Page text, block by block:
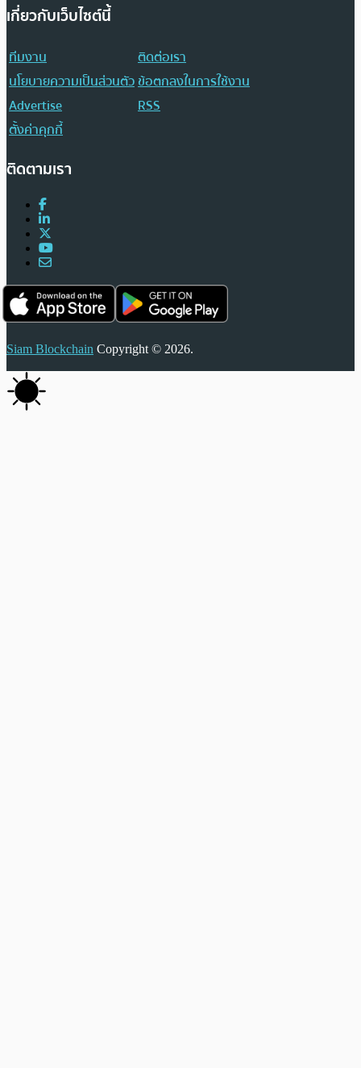
เกี่ยวกับเว็บไซต์นี้
ทีมงาน
ติดต่อเรา
นโยบายความเป็นส่วนตัวข้อตกลงในการใช้งาน
Advertise
RSS
ตั้งค่าคุกกี้
ติดตามเรา
Siam Blockchain Copyright © 2026.